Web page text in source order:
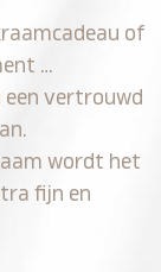
of
…
een vertrouwd
wordt het
fijn en